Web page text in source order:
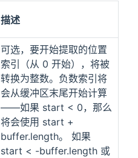
描述
可选，要开始提取的位置
索引（从 0 开始），将被
转换为整数。负数索引将
会从缓冲区末尾开始计算
——如果 start < 0，那么
将会使用 start +
buffer.length。 如果
start < -buffer.length 或